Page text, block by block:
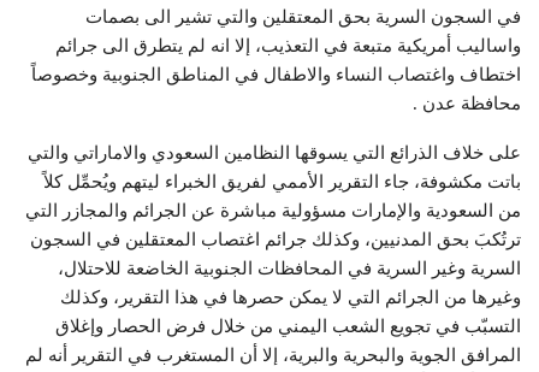
في السجون السرية بحق المعتقلين والتي تشير الى بصمات
واساليب أمريكية متبعة في التعذيب، إلا انه لم يتطرق الى جرائم
اختطاف واغتصاب النساء والاطفال في المناطق الجنوبية وخصوصاً
محافظة عدن .
على خلاف الذرائع التي يسوقها النظامين السعودي والاماراتي والتي
باتت مكشوفة، جاء التقرير الأممي لفريق الخبراء ليتهم ويُحمِّل كلاً
من السعودية والإمارات مسؤولية مباشرة عن الجرائم والمجازر التي
ترتُكبَ بحق المدنيين، وكذلك جرائم اغتصاب المعتقلين في السجون
السرية وغير السرية في المحافظات الجنوبية الخاضعة للاحتلال،
وغيرها من الجرائم التي لا يمكن حصرها في هذا التقرير، وكذلك
التسبّب في تجويع الشعب اليمني من خلال فرض الحصار وإغلاق
المرافق الجوية والبحرية والبرية، إلا أن المستغرب في التقرير أنه لم